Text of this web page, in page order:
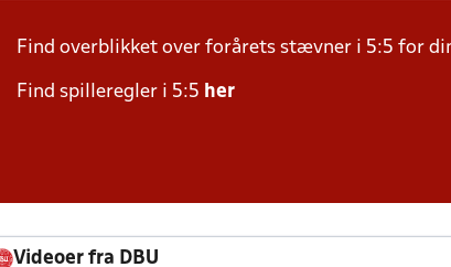
Find overblikket over forårets stævner i 5:5 for
Find spilleregler i 5:5 her
Videoer fra DBU